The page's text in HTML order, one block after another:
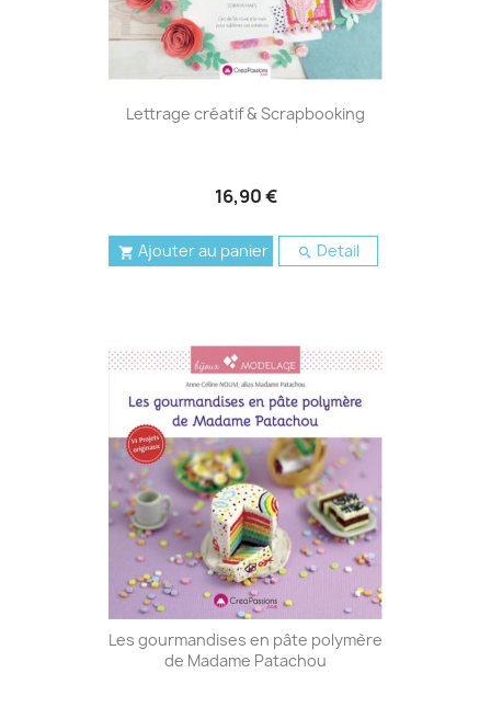
Lettrage créatif & Scrapbooking
16,90 €
 Ajouter au panier  Detail
Les gourmandises en pâte polymère
de Madame Patachou